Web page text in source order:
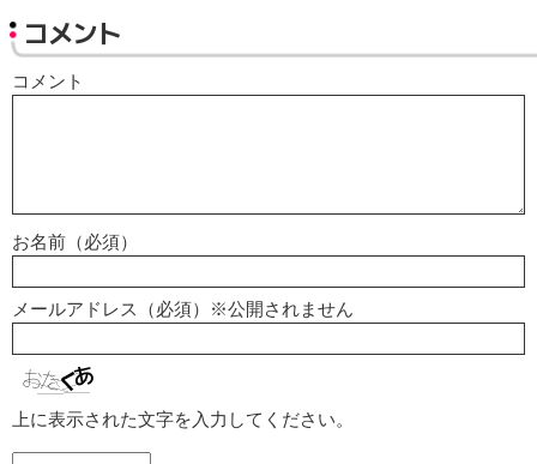
コメント
コメント
お名前（必須）
メールアドレス（必須）※公開されません
上に表示された文字を入力してください。